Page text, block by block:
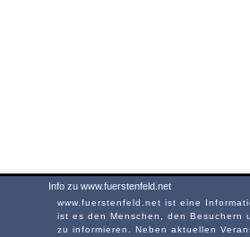
Info zu www.fuerstenfeld.net
www.fuerstenfeld.net ist eine
ist es den Menschen, den Besuchern
zu informieren. Neben aktuellen